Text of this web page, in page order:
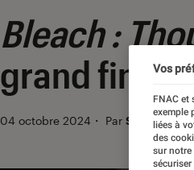
Bleach :
grand final
04 octobre 2024 ・ Par Sarah
Vos
FNAC et
exemple
liées à
des
sur notre